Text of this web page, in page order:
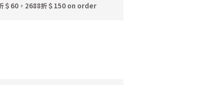
＄60，2688折＄150 on order